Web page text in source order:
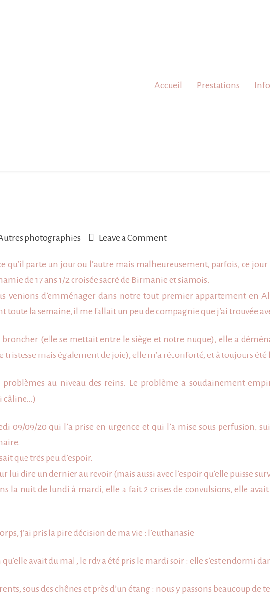
Accueil Prestations
photographies Leave a Commenton
à
Oasis
qu’il parte un jour ou l’autre mais malheureusement, parfois, ce
de 17 ans 1/2 croisée sacré de Birmanie et siamois.
venions d’emménager dans notre tout premier appartement en
la semaine, il me fallait un peu de compagnie que j’ai trouvée
broncher (elle se mettait entre le siège et notre nuque), elle a
mais également de joie), elle m’a réconforté, et à toujours été
problèmes au niveau des reins. Le problème a soudainement
câline…)
09/09/20 qui l’a prise en urgence et qui l’a mise sous perfusion,
que très peu d’espoir.
lui dire un dernier au revoir (mais aussi avec l’espoir qu’elle puisse
la nuit de lundi à mardi, elle a fait 2 crises de convulsions, elle
j’ai pris la pire décision de ma vie : l’euthanasie
avait du mal , le rdv a été pris le mardi soir : elle s’est endormi
sous des chênes et près d’un étang : nous y passons beaucoup de